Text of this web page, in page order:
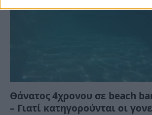
Θάνατος 4χρονου σε beach
– Γιατί κατηγορούνται οι